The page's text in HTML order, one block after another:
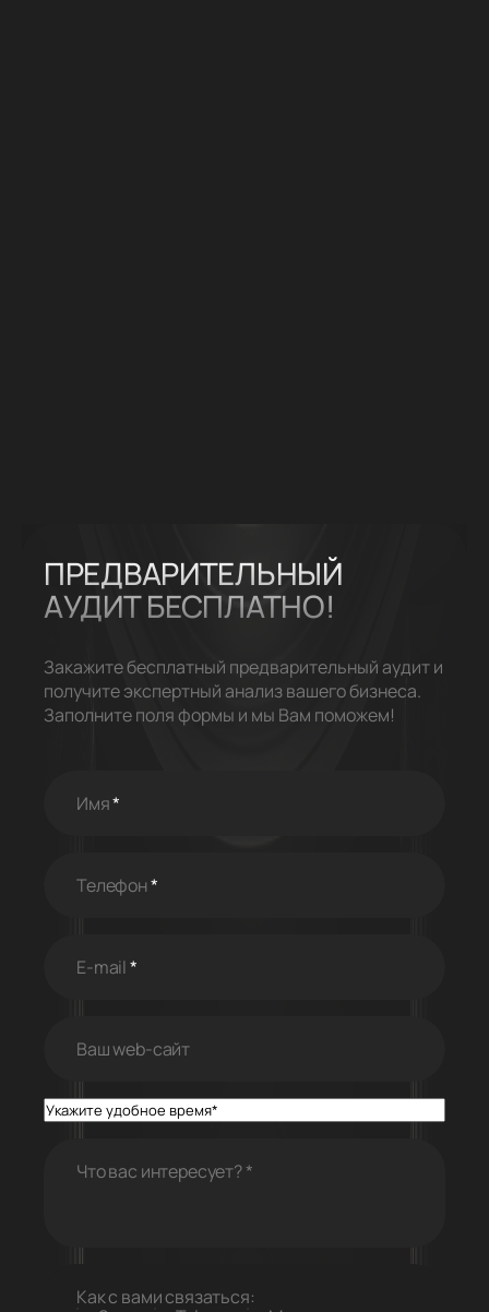
ПРЕДВАРИТЕЛЬНЫЙ
АУДИТБЕСПЛАТНО!
Закажите бесплатный предварительный аудит и
получите экспертный анализ вашего бизнеса.
Заполните поля формы и мы Вам поможем!
Имя*
Телефон*
E-mail*
Ваш web-cайт
Что вас интересует?*
Как с вами связаться: